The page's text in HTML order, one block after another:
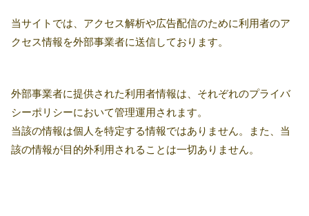
当サイトでは、アクセス解析や広告配信のために利用者のア
クセス情報を外部事業者に送信しております。
外部事業者に提供された利用者情報は、それぞれのプライバ
シーポリシーにおいて管理運用されます。
当該の情報は個人を特定する情報ではありません。また、当
該の情報が目的外利用されることは一切ありません。